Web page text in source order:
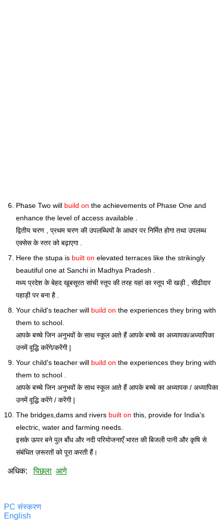
Phase Two will build on the achievements of Phase One and
enhance the level of access available .
द्वितीय चरण , प्रथम चरण की उपलब्धियों के आधार पर निर्मित होगा तथा उपलब्ध
एक्सेस के स्तर को बढ़ाएगा .
Here the stupa is built on elevated terraces like the strikingly
beautiful one at Sanchi in Madhya Pradesh .
मध्य प्रदेश के बेहद खूबसूरत सांची स्तूप की तरह यहां का स्तूप भी खड़ी , सीढीदार
पहाड़ी पर बना है .
Your child's teacher will build on the experiences they bring with
them to school.
आपके बच्चे जिन अनुभवों के साथ स्कूल आते हैं आपके बच्चे का अध्यापक/अध्यापिका
उनमें वूद्धि करेंगे/करेंगी |
Your child's teacher will build on the experiences they bring with
them to school .
आपके बच्चे जिन अनुभवों के साथ स्कूल आते हैं आपके बच्चे का अध्यापक / अध्यापिका
उनमें वूद्धि करेंगे / करेंगी |
The bridges,dams and rivers built on this, provide for India's
electric, water and farming needs.
इसके ऊपर बने पुल बाँध और नदी परियोजनाएँ भारत की बिजली पानी और कृषि से
संबंधित ज़रूरतों को पूरा करती हैं।
अधिक:पिछला आगे
PC संस्करण
English